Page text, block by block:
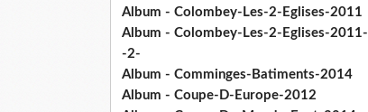
Album - Colombey-Les-2-Eglises-2011
Album - Colombey-Les-2-Eglises-2011-
-2-
Album - Comminges-Batiments-2014
Album - Coupe-D-Europe-2012